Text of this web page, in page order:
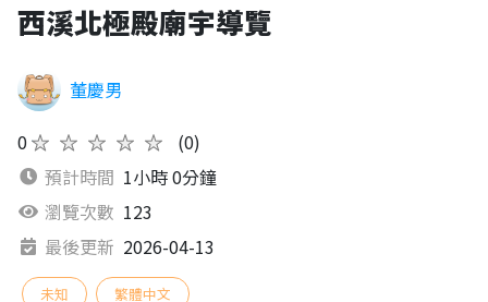
西溪北極殿廟宇導覽
董慶男
0★★★★★
(0)
預計時間 1小時 0分鐘
瀏覽次數 123
最後更新 2026-04-13
未知 繁體中文